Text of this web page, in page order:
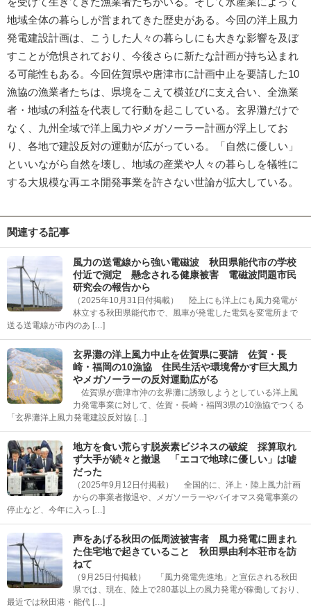
地域全体の暮らしが営まれてきた歴史がある。今回の洋上風力
発電建設計画は、こうした人々の暮らしにも大きな影響を及ぼ
すことが危惧されており、今後さらに新たな計画が持ち込まれ
る可能性もある。今回佐賀県や唐津市に計画中止を要請した10
漁協の漁業者たちは、県境をこえて横並びに支え合い、全漁業
者・地域の利益を代表して行動を起こしている。玄界灘だけで
なく、九州全域で洋上風力やメガソーラー計画が浮上してお
り、各地で建設反対の運動が広がっている。「自然に優しい」
といいながら自然を壊し、地域の産業や人々の暮らしを犠牲に
する大規模な再エネ開発事業を許さない世論が拡大している。
関連する記事
風力の送電線から強い電磁波 秋田県能代市の学校
付近で測定 懸念される健康被害 電磁波問題市民
研究会の報告から
（2025年10月31日付掲載） 陸上にも洋上にも風力発電が
林立する秋田県能代市で、風車が発電した電気を変電所まで
送る送電線が市内のあ […]
玄界灘の洋上風力中止を佐賀県に要請 佐賀・長
崎・福岡の10漁協 住民生活や環境脅かす巨大風力
やメガソーラーの反対運動広がる
佐賀県が唐津市沖の玄界灘に誘致しようとしている洋上風
力発電事業に対して、佐賀・長崎・福岡3県の10漁協でつくる
「玄界灘洋上風力発電建設反対協 […]
地方を食い荒らす脱炭素ビジネスの破綻 採算取れ
ず大手が続々と撤退 「エコで地球に優しい」は嘘
だった
（2025年9月12日付掲載） 全国的に、洋上・陸上風力計画
からの事業者撤退や、メガソーラーやバイオマス発電事業の
停止など、今年に入っ […]
声をあげる秋田の低周波被害者 風力発電に囲まれ
た住宅地で起きていること 秋田県由利本荘市を訪
ねて
（9月25日付掲載） 「風力発電先進地」と宣伝される秋田
県では、現在、陸上で280基以上の風力発電が稼働しており、
最近では秋田港・能代 […]